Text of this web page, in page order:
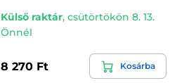
Külső raktár, csütörtökön 8. 13.
Önnél
8 270 Ft Kosárba